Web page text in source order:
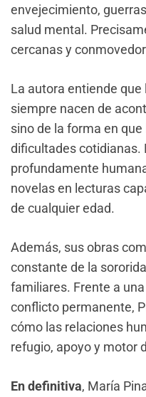
envejecimiento,
salud mental.
cercanas y
La autora entiende
siempre nacen de
sino de la forma en
dificultades cotidianas.
profundamente
novelas en lecturas
de cualquier edad.
Además, sus obras
constante de la
familiares. Frente a
conflicto permanente,
cómo las relaciones
refugio, apoyo y motor
En definitiva, María